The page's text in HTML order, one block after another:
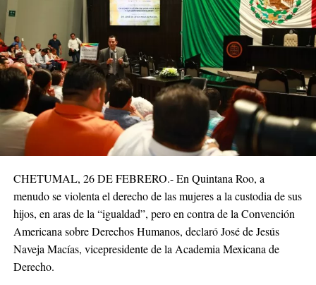
CHETUMAL, 26 DE FEBRERO.- En Quintana Roo, a
menudo se violenta el derecho de las mujeres a la custodia de sus
hijos, en aras de la “igualdad”, pero en contra de la Convención
Americana sobre Derechos Humanos, declaró José de Jesús
Naveja Macías, vicepresidente de la Academia Mexicana de
Derecho.